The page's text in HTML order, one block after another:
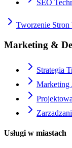
SEO
Tworzenie
Marketing &
Strategia
Marketing
Usługi w miastach